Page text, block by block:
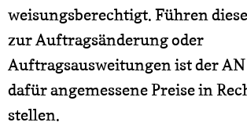
weisungsberechtigt. Führen
zur Auftragsänderung oder
Auftragsausweitungen ist der
dafür angemessene Preise in
stellen.